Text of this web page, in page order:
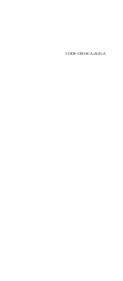
CODE: GEO-SCA-26-01-A